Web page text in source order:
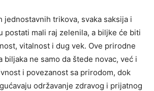
jednostavnih trikova, svaka saksija i
postati mali raj zelenila, a biljke će biti
vitalnost i dug vek. Ove prirodne
biljaka ne samo da štede novac, već i
i povezanost sa prirodom, dok
održavanje zdravog i prijatnog